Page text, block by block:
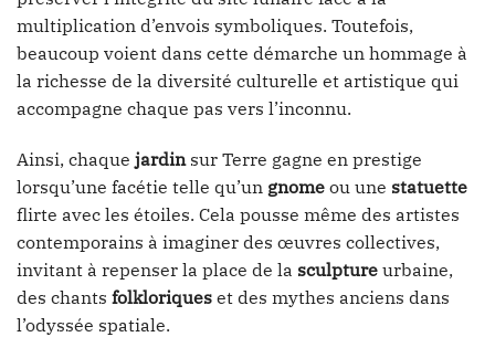
multiplication d’envois symboliques. Toutefois,
beaucoup voient dans cette démarche un hommage à
la richesse de la diversité culturelle et artistique qui
accompagne chaque pas vers l’inconnu.
Ainsi, chaque jardinsur Terre gagne en prestige
lorsqu’une facétie telle qu’un gnome ou une statuette
flirte avec les étoiles. Cela pousse même des artistes
contemporains à imaginer des œuvres collectives,
invitant à repenser la place de la sculpture urbaine,
des chants folkloriques et des mythes anciens dans
l’odyssée spatiale.